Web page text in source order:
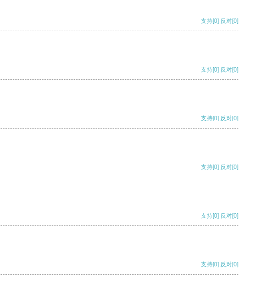
支持[0] 反对[0]
支持[0] 反对[0]
支持[0] 反对[0]
支持[0] 反对[0]
支持[0] 反对[0]
支持[0] 反对[0]